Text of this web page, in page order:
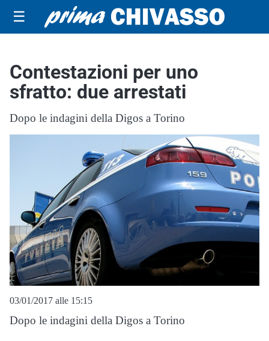
☰
Contestazioni per uno
sfratto: due arrestati
Dopo le indagini della Digos a Torino
03/01/2017 alle 15:15
Dopo le indagini della Digos a Torino